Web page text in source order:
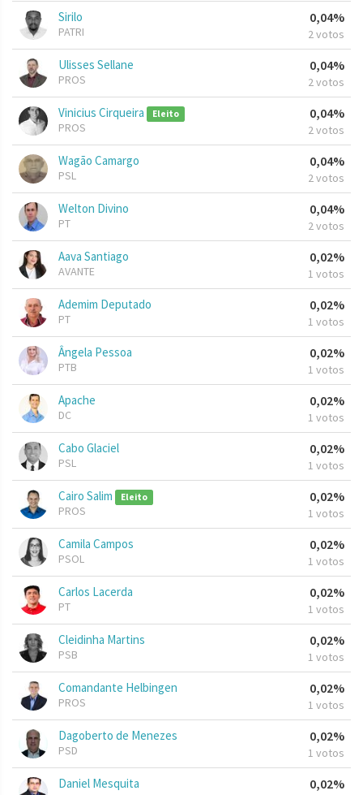
Sirilo
PATRI
0,04%
2 votos
Ulisses Sellane
PROS
0,04%
2 votos
Vinicius Cirqueira Eleito
PROS
0,04%
2 votos
Wagão Camargo
PSL
0,04%
2 votos
Welton Divino
PT
0,04%
2 votos
Aava Santiago
AVANTE
0,02%
1 votos
Ademim Deputado
PT
0,02%
1 votos
Ângela Pessoa
PTB
0,02%
1 votos
Apache
DC
0,02%
1 votos
Cabo Glaciel
PSL
0,02%
1 votos
Cairo Salim Eleito
PROS
0,02%
1 votos
Camila Campos
PSOL
0,02%
1 votos
Carlos Lacerda
PT
0,02%
1 votos
Cleidinha Martins
PSB
0,02%
1 votos
Comandante Helbingen
PROS
0,02%
1 votos
Dagoberto de Menezes
PSD
0,02%
1 votos
Daniel Mesquita 0,02%